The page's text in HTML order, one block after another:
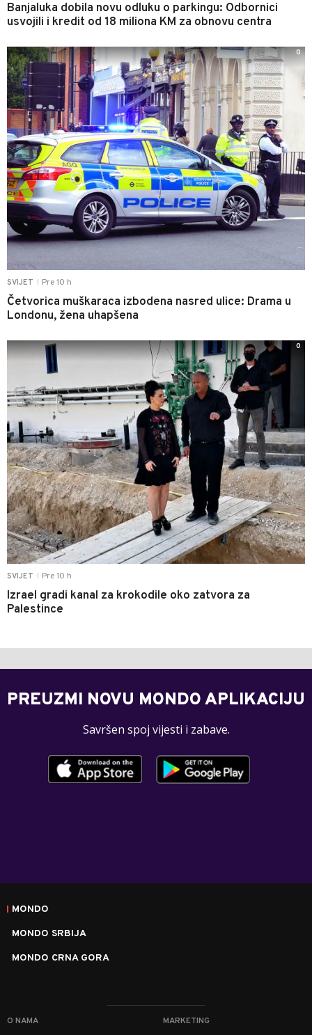
Banjaluka dobila novu odluku o parkingu: Odbornici
usvojili i kredit od 18 miliona KM za obnovu centra
SVIJET Pre 10 h
Četvorica muškaraca izbodena nasred ulice: Drama u
Londonu, žena uhapšena
0
SVIJET Pre 10 h
Izrael gradi kanal za krokodile oko zatvora za
Palestince
0
PREUZMI NOVU MONDO APLIKACIJU
Savršen spoj vijesti i zabave.
MONDO
MONDO SRBIJA
MONDO CRNA GORA
O NAMA MARKETING